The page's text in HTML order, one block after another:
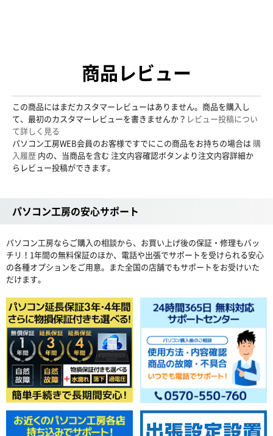
商品レビュー
この商品にはまだカスタマーレビューはありません。商品を購入し
て、最初のカスタマーレビューを書きませんか？ レビュー投稿につい
て詳しく見る
パソコン工房WEB会員のお客様ですでにこの商品をお持ちの場合は 購
入履歴 内の、当商品を含む 注文内容確認ボタンより注文内容詳細か
らレビュー投稿ができます。
パソコン工房の安心サポート
パソコン工房ならご購入の相談から、お買い上げ後の保証・修理もバッ
チリ！1年間の無料保証のほか、電話や出張でサポートを受けられる安心
の各種オプションをご用意。また全国の店舗でもサポートをお受けいた
だけます。